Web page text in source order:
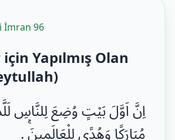
İmran 96
Yapılmış Olan
اِنَّ اَوَّلَ بَیْتٍ وُضِعَ لِلنَّاسِ